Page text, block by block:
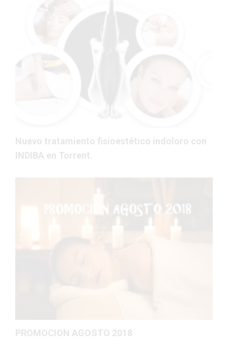
Nuevo tratamiento fisioestético indoloro con
INDIBA en Torrent.
PROMOCION AGOSTO 2018